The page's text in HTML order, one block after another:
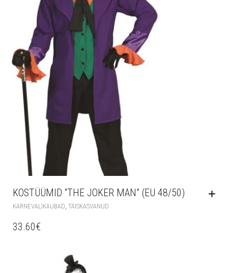
KOSTÜÜMID “THE JOKER MAN” (EU 48/50)
KARNEVALIKAUBAD TÄISKASVANUD
33.60€